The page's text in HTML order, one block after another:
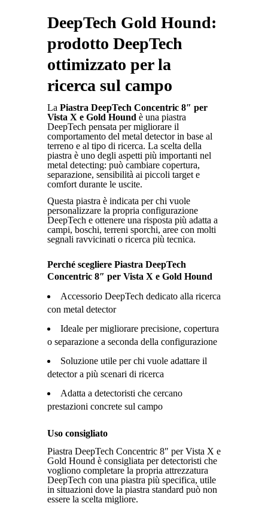
DeepTech Gold Hound:
prodotto DeepTech
ottimizzato per la
ricerca sul campo
La Piastra DeepTech Concentric 8″ per
Vista X e Gold Hound è una piastra
DeepTech pensata per migliorare il
comportamento del metal detector in base al
terreno e al tipo di ricerca. La scelta della
piastra è uno degli aspetti più importanti nel
metal detecting: può cambiare copertura,
separazione, sensibilità ai piccoli target e
comfort durante le uscite.
Questa piastra è indicata per chi vuole
personalizzare la propria configurazione
DeepTech e ottenere una risposta più adatta a
campi, boschi, terreni sporchi, aree con molti
segnali ravvicinati o ricerca più tecnica.
Perché scegliere Piastra DeepTech
Concentric 8″ per Vista X e Gold Hound
Accessorio DeepTech dedicato alla ricerca
con metal detector
Ideale per migliorare precisione, copertura
o separazione a seconda della configurazione
Soluzione utile per chi vuole adattare il
detector a più scenari di ricerca
Adatta a detectoristi che cercano
prestazioni concrete sul campo
Uso consigliato
Piastra DeepTech Concentric 8″ per Vista X e
Gold Hound è consigliata per detectoristi che
vogliono completare la propria attrezzatura
DeepTech con una piastra più specifica, utile
in situazioni dove la piastra standard può non
essere la scelta migliore.